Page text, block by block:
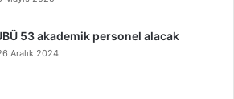
53 akademik personel alacak
Aralık 2024